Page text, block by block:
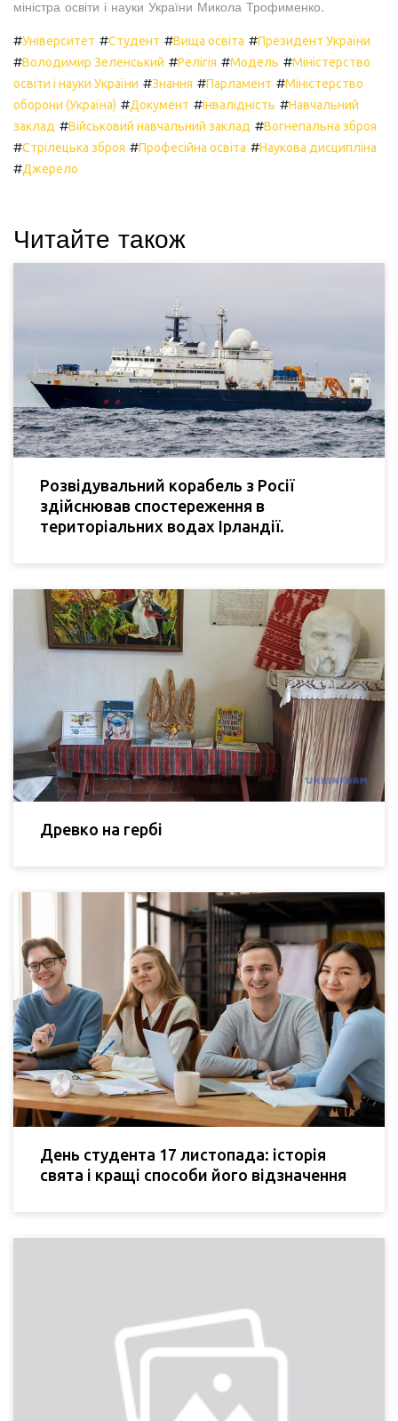
міністра освіти і науки України Микола Трофименко.
#Університет #Студент #Вища освіта #Президент України
#Володимир Зеленський #Релігія #Модель #Міністерство
освіти і науки України #Знання #Парламент #Міністерство
оборони (Україна) #Документ #Інвалідність #Навчальний
заклад #Військовий навчальний заклад #Вогнепальна зброя
#Стрілецька зброя #Професійна освіта #Наукова дисципліна
#Джерело
Читайте також
Розвідувальний корабель з Росії
здійснював спостереження в
територіальних водах Ірландії.
Древко на гербі
День студента 17 листопада: історія
свята і кращі способи його відзначення